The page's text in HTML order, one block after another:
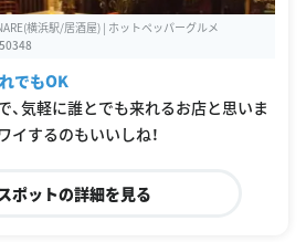
横浜駅/居酒屋) | ホットペッパーグルメ
でもOK
、気軽に誰とでも来れるお店と思いま
イするのもいいしね！
ポットの詳細を見る